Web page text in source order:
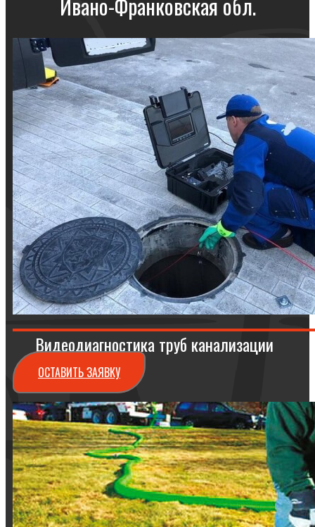
Видеодиагностика труб канализации
ОСТАВИТЬ ЗАЯВКУ